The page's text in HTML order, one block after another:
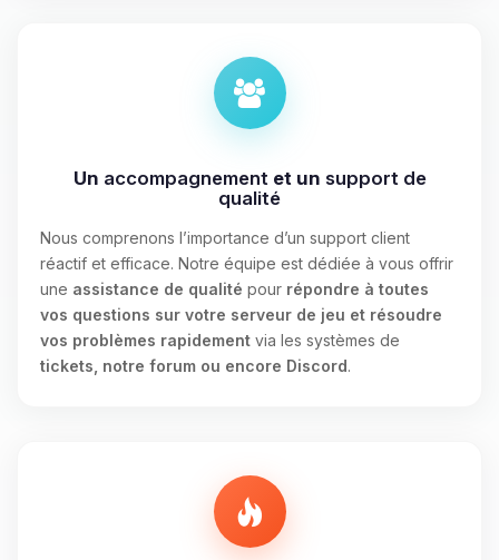
Un accompagnementet un support de
qualité
Nous comprenons l’importance d’un support client
réactif et efficace. Notre équipe est dédiée à vous offrir
une assistance de qualité pour répondre à toutes
vos questions sur votre serveur de jeu et résoudre
vos problèmes rapidement via les systèmes de
tickets, notre forum ou encore Discord.